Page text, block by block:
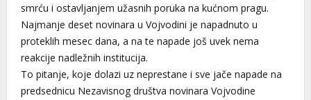
smrću i ostavljanjem užasnih poruka na kućnom pragu.
Najmanje deset novinara u Vojvodini je napadnuto u
proteklih mesec dana, a na te napade još uvek nema
reakcije nadležnih institucija.
To pitanje, koje dolazi uz neprestane i sve jače napade na
predsednicu Nezavisnog društva novinara Vojvodine